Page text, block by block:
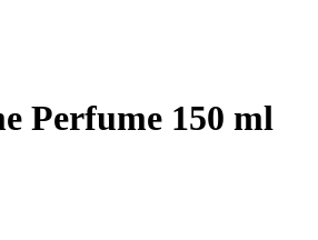
Perfume 150 ml